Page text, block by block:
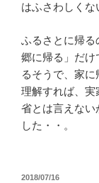
はふさわしくな
ふるさとに帰る
郷に帰る」だけ
るそうで、家
理解すれば、
省とは言えな
した・・。
投
2018/07/16